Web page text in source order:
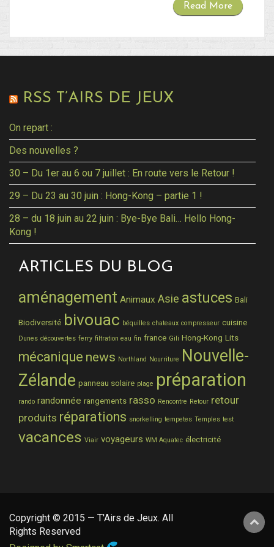
Read More
RSS T’AIRS DE JEUX
On repart :
Des nouvelles ?
30 – Du 1er au 6 ou 7 juillet : En route vers le Retour !
29 – Du 23 au 30 juin : Hong-Kong – partie 1 !
28 – du 18 juin au 22 juin : Bye-Bye Bali… Hello Hong-
Kong !
ARTICLES DU BLOG
aménagement Animaux Asie astuces Bali
Biodiversité bivouac béquilles chateaux compresseur cuisine
Dunes découvertes ferry filtration eau fin france Gili Hong-Kong Lits
mécanique news Northland Nourriture Nouvelle-
Zélande panneau solaire plage préparation
rando randonnée rangements rasso Rencontre Retour retour
produits réparations snorkelling tempetes Temples test
vacances Viair voyageurs WM Aquatec électricité
Copyright © 2015 — T'Airs de Jeux. All
Rights Reserved